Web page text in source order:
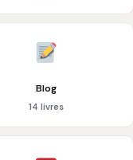
Blog
14 livres